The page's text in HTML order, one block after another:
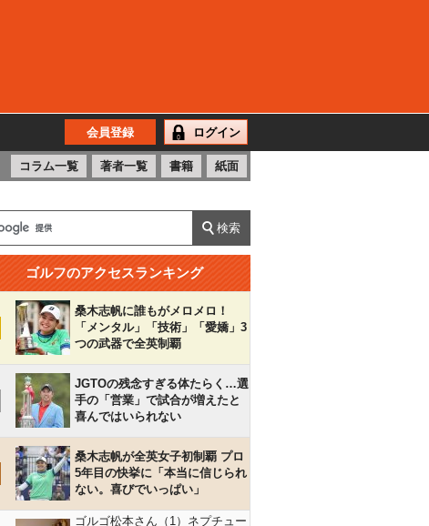
会員登録 ログイン
コラム一覧 著者一覧 書籍 紙面
ゴルフのアクセスランキング
桑木志帆に誰もがメロメロ！
「メンタル」「技術」「愛嬌」3
つの武器で全英制覇
JGTOの残念すぎる体たらく…選
手の「営業」で試合が増えたと
喜んではいられない
桑木志帆が全英女子初制覇 プロ
5年目の快挙に「本当に信じられ
ない。喜びでいっぱい」
ゴルゴ松本さん（1）ネプチュー